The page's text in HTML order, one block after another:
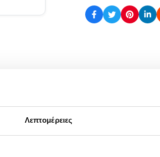
Λεπτομέρειες
εκ των οποίων κάποια είναι
που τη βοηθάει να ισορροπεί άψογα,
τα καλαμάρια ακόμη